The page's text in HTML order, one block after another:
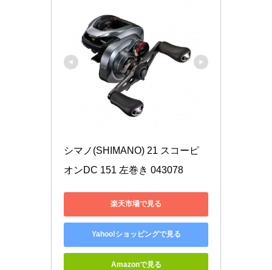
シマノ(SHIMANO) 21 スコーピ
オンDC 151 左巻き 043078
楽天市場で見る
Yahoo!ショッピングで見る
Amazonで見る